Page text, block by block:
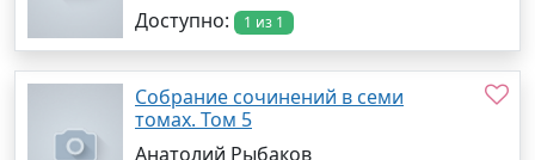
Доступно:
1 из 1
Собрание сочинений в семи
томах. Том 5
Анатолий Рыбаков